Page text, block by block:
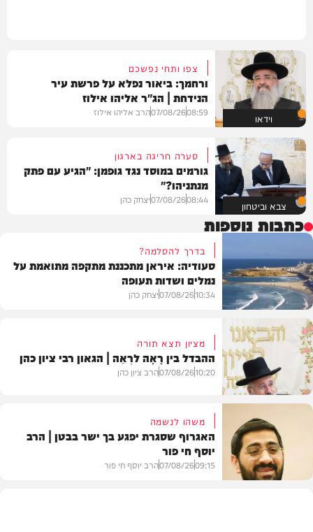
וידאו
צפו ותחי נפשכם
ורחמך: ביאור נפלא על פרשת עיר
הנידחת | הג"ר אליהו אילוז
08:59
07/08/26הרב אליהו אילוז
צבא וביטחון
סערה חריגה בארגון
גורמים במוסד נגד גופמן: "הגיע עם פתק
מנתניהו?"
08:44
07/08/26יצחק כהן
כתבות נוספות
בעולם
בדרך להסלמה?
סעודיה: איראן מתכננת מתקפה מתואמת על
נמלים ושדות תעופה
10:34
07/08/26יצחק כהן
וידאו
מציון תצא תורה
ההבדל בין רָאָה לרְאֵה | הגאון רבי ציון כהן
10:20
07/08/26הרב ציון כהן
משהו לנשמה
האגרוף שסגרת יפגע בך ישר בבטן | הרב
יוסף חי פור
09:15
07/08/26הרב יוסף חי פור